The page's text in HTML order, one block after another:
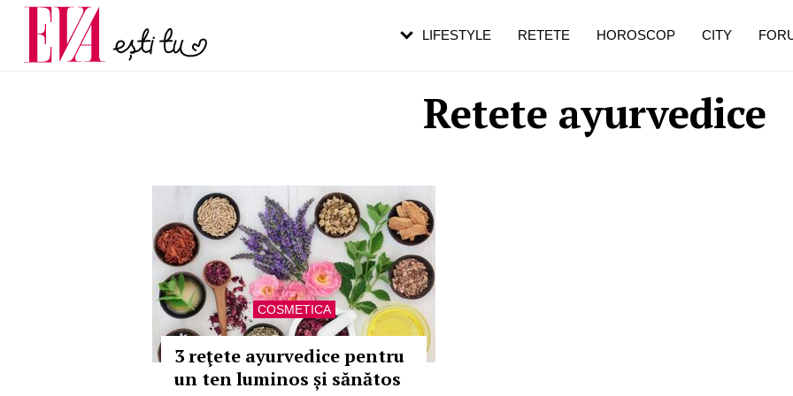
Retete ayurvedice
COSMETICA
3 reţete ayurvedice pentru
un ten luminos și sănătos
LIFESTYLE RETETE HOROSCOP CITY
Carieră
Actualitate
pe măsură ce înaintezi în vârstă